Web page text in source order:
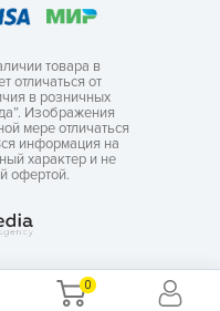
0
товара в
отличаться от
в розничных
Изображения
мере отличаться
информация на
характер и не
офертой.